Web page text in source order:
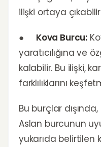
ilişki ortaya
● Kova Burcu:
yaratıcılığına ve
kalabilir. Bu ilişki,
farklılıklarını
Bu burçlar
Aslan burcunun
yukarıda belirtilen